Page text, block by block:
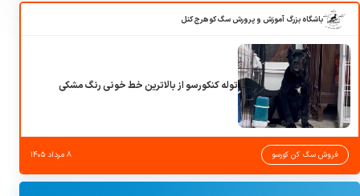
باشگاه بزرگ آموزش و پرورش سگ کوهرج کنل
توله کنکورسو از بالاترین خط خونی رنگ مشکی
فروش سگ کن کورسو ۸ مرداد ۱۴۰۵